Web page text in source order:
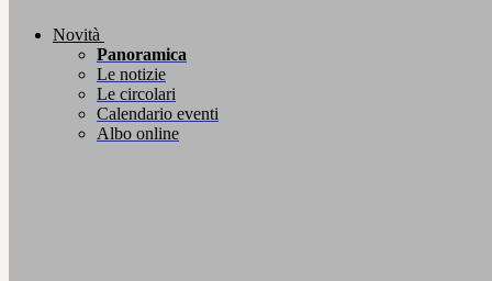
Novità
Panoramica
Le notizie
Le circolari
Calendario eventi
Albo online